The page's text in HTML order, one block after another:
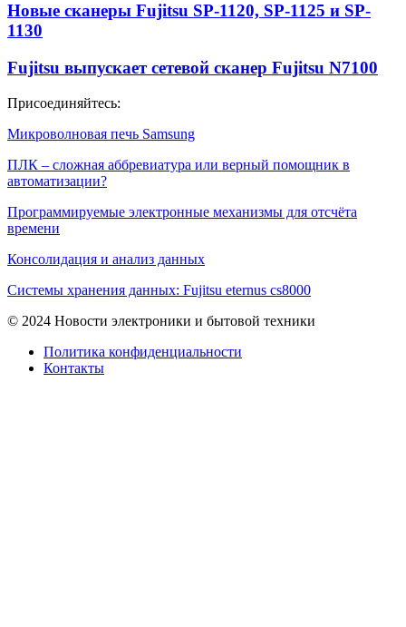
Новые сканеры Fujitsu SP-1120, SP-1125 и SP-
1130
Fujitsu выпускает сетевой сканер Fujitsu N7100
Присоединяйтесь:
Микроволновая печь Samsung
ПЛК – сложная аббревиатура или верный помощник в
автоматизации?
Программируемые электронные механизмы для отсчёта
времени
Консолидация и анализ данных
Системы хранения данных: Fujitsu eternus cs8000
© 2024 Новости электроники и бытовой техники
Политика конфиденциальности
Контакты